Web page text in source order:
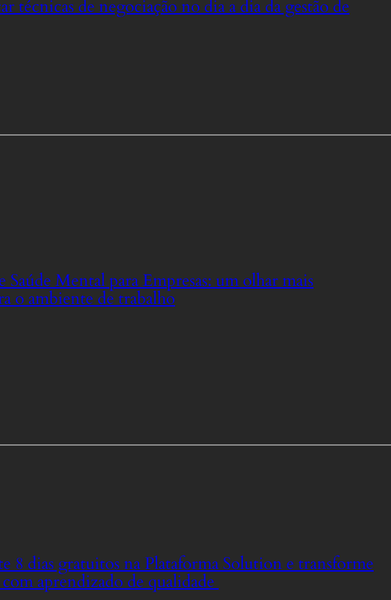
técnicas de negociação no dia a dia da gestão de
Saúde Mental para Empresas: um olhar mais
o ambiente de trabalho
8 dias gratuitos na Plataforma Solution e transforme
aprendizado de qualidade